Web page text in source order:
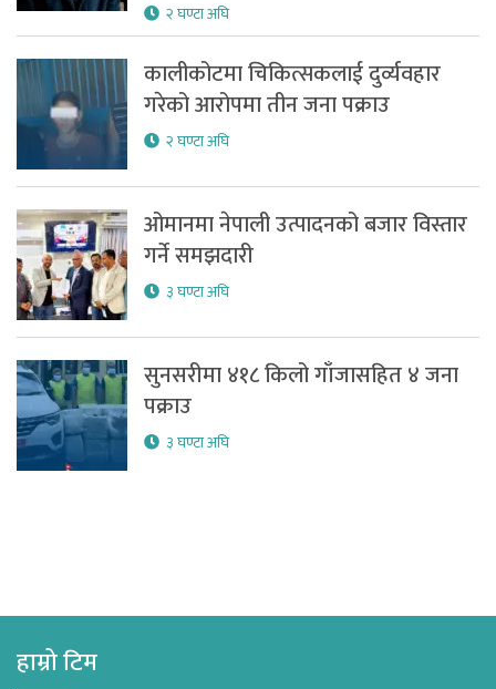
२ घण्टा अघि
कालीकोटमा चिकित्सकलाई दुर्व्यवहार
गरेको आरोपमा तीन जना पक्राउ
२ घण्टा अघि
ओमानमा नेपाली उत्पादनको बजार विस्तार
गर्ने समझदारी
३ घण्टा अघि
सुनसरीमा ४१८ किलो गाँजासहित ४ जना
पक्राउ
३ घण्टा अघि
हाम्रो टिम